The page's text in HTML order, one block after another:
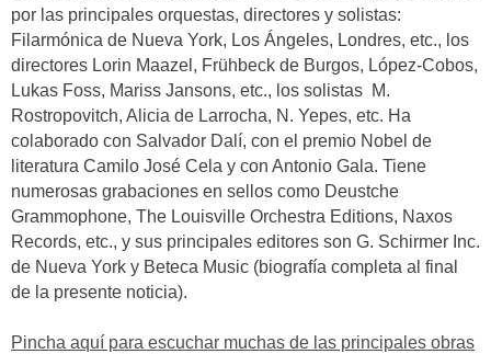
por las principales orquestas, directores y solistas:
Filarmónica de Nueva York, Los Ángeles, Londres, etc., los
directores Lorin Maazel, Frühbeck de Burgos, López-Cobos,
Lukas Foss, Mariss Jansons, etc., los solistas M.
Rostropovitch, Alicia de Larrocha, N. Yepes, etc. Ha
colaborado con Salvador Dalí, con el premio Nobel de
literatura Camilo José Cela y con Antonio Gala. Tiene
numerosas grabaciones en sellos como Deustche
Grammophone, The Louisville Orchestra Editions, Naxos
Records, etc., y sus principales editores son G. Schirmer Inc.
de Nueva York y Beteca Music (biografía completa al final
de la presente noticia).
Pincha aquí para escuchar muchas de las principales obras